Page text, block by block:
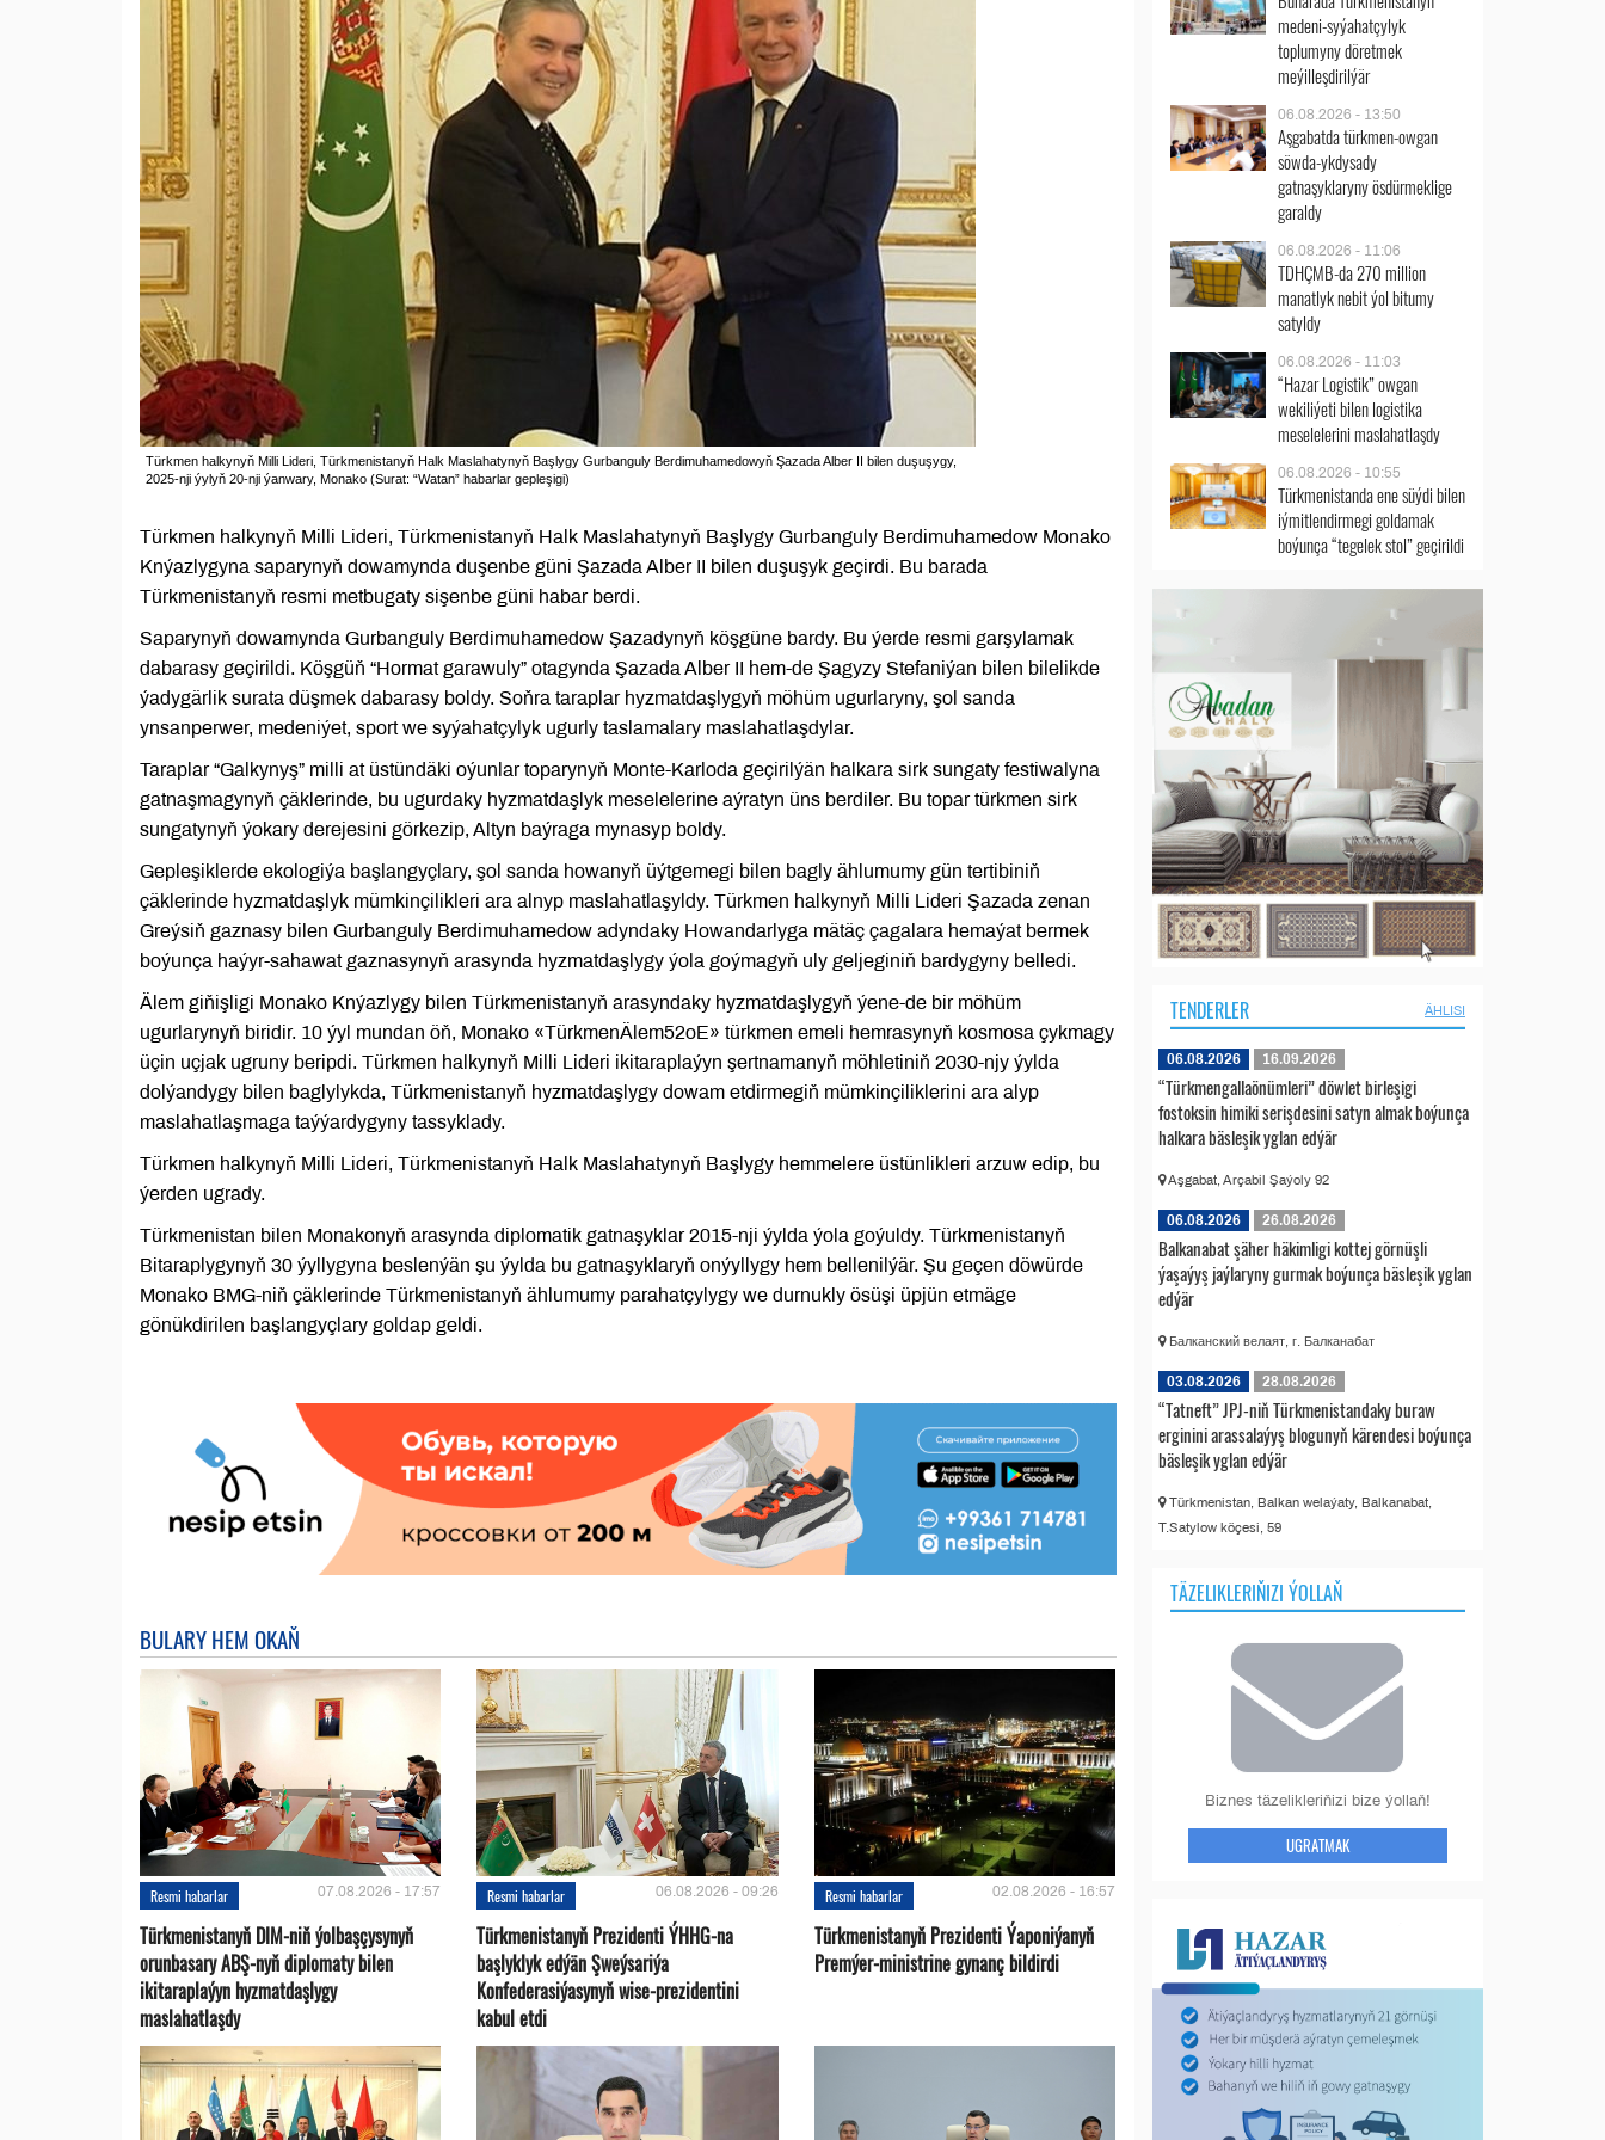
Türkmen halkynyň Milli Lideri, Türkmenistanyň Halk Maslahatynyň Başlygy Gurbanguly Berdimuhamedowyň Şazada Alber II bilen duşuşygy,
2025-nji ýylyň 20-nji ýanwary, Monako (Surat: “Watan” habarlar gepleşigi)
Türkmen halkynyň Milli Lideri, Türkmenistanyň Halk Maslahatynyň Başlygy Gurbanguly Berdimuhamedow Monako
Knýazlygyna saparynyň dowamynda duşenbe güni Şazada Alber II bilen duşuşyk geçirdi. Bu barada
Türkmenistanyň resmi metbugaty sişenbe güni habar berdi.
Saparynyň dowamynda Gurbanguly Berdimuhamedow Şazadynyň köşgüne bardy. Bu ýerde resmi garşylamak
dabarasy geçirildi. Köşgüň “Hormat garawuly” otagynda Şazada Alber II hem-de Şagyzy Stefaniýan bilen bilelikde
ýadygärlik surata düşmek dabarasy boldy. Soňra taraplar hyzmatdaşlygyň möhüm ugurlaryny, şol sanda
ynsanperwer, medeniýet, sport we syýahatçylyk ugurly taslamalary maslahatlaşdylar.
Taraplar “Galkynyş” milli at üstündäki oýunlar toparynyň Monte-Karloda geçirilýän halkara sirk sungaty festiwalyna
gatnaşmagynyň çäklerinde, bu ugurdaky hyzmatdaşlyk meselelerine aýratyn üns berdiler. Bu topar türkmen sirk
sungatynyň ýokary derejesini görkezip, Altyn baýraga mynasyp boldy.
Gepleşiklerde ekologiýa başlangyçlary, şol sanda howanyň üýtgemegi bilen bagly ählumumy gün tertibiniň
çäklerinde hyzmatdaşlyk mümkinçilikleri ara alnyp maslahatlaşyldy. Türkmen halkynyň Milli Lideri Şazada zenan
Greýsiň gaznasy bilen Gurbanguly Berdimuhamedow adyndaky Howandarlyga mätäç çagalara hemaýat bermek
boýunça haýyr-sahawat gaznasynyň arasynda hyzmatdaşlygy ýola goýmagyň uly geljeginiň bardygyny belledi.
Älem giňişligi Monako Knýazlygy bilen Türkmenistanyň arasyndaky hyzmatdaşlygyň ýene-de bir möhüm
ugurlarynyň biridir. 10 ýyl mundan öň, Monako «TürkmenÄlem52oE» türkmen emeli hemrasynyň kosmosa çykmagy
üçin uçjak ugruny beripdi. Türkmen halkynyň Milli Lideri ikitaraplaýyn şertnamanyň möhletiniň 2030-njy ýylda
dolýandygy bilen baglylykda, Türkmenistanyň hyzmatdaşlygy dowam etdirmegiň mümkinçiliklerini ara alyp
maslahatlaşmaga taýýardygyny tassyklady.
Türkmen halkynyň Milli Lideri, Türkmenistanyň Halk Maslahatynyň Başlygy hemmelere üstünlikleri arzuw edip, bu
ýerden ugrady.
Türkmenistan bilen Monakonyň arasynda diplomatik gatnaşyklar 2015-nji ýylda ýola goýuldy. Türkmenistanyň
Bitaraplygynyň 30 ýyllygyna beslenýän şu ýylda bu gatnaşyklaryň onýyllygy hem bellenilýär. Şu geçen döwürde
Monako BMG-niň çäklerinde Türkmenistanyň ählumumy parahatçylygy we durnukly ösüşi üpjün etmäge
gönükdirilen başlangyçlary goldap geldi.
BULARY HEM OKAŇ
Resmi habarlar 07.08.2026 - 17:57
Türkmenistanyň DIM-niň ýolbaşçysynyň
orunbasary ABŞ-nyň diplomaty bilen
ikitaraplaýyn hyzmatdaşlygy
maslahatlaşdy
Resmi habarlar 06.08.2026 - 09:26
Türkmenistanyň Prezidenti ÝHHG-na
başlyklyk edýän Şweýsariýa
Konfederasiýasynyň wise-prezidentini
kabul etdi
Resmi habarlar 02.08.2026 - 16:57
Türkmenistanyň Prezidenti Ýaponiýanyň
Premýer-ministrine gynanç bildirdi
medeni-syýahatçylyk
toplumyny döretmek
meýilleşdirilýär
06.08.2026 - 13:50
Aşgabatda türkmen-owgan
söwda-ykdysady
gatnaşyklaryny ösdürmeklige
garaldy
06.08.2026 - 11:06
TDHÇMB-da 270 million
manatlyk nebit ýol bitumy
satyldy
06.08.2026 - 11:03
“Hazar Logistik” owgan
wekiliýeti bilen logistika
meselelerini maslahatlaşdy
06.08.2026 - 10:55
Türkmenistanda ene süýdi bilen
iýmitlendirmegi goldamak
boýunça “tegelek stol” geçirildi
TENDERLER ÄHLISI
06.08.2026 16.09.2026
“Türkmengallaönümleri” döwlet birleşigi
fostoksin himiki serişdesini satyn almak boýunça
halkara bäsleşik yglan edýär
Aşgabat, Arçabil Şaýoly 92
06.08.2026 26.08.2026
Balkanabat şäher häkimligi kottej görnüşli
ýaşaýyş jaýlaryny gurmak boýunça bäsleşik yglan
edýär
Балканский велаят, г. Балканабат
03.08.2026 28.08.2026
“Tatneft” JPJ-niň Türkmenistandaky buraw
erginini arassalaýyş blogunyň kärendesi boýunça
bäsleşik yglan edýär
Türkmenistan, Balkan welaýaty, Balkanabat,
T.Satylow köçesi, 59
TÄZELIKLERIŇIZI ÝOLLAŇ
Biznes täzelikleriňizi bize ýollaň!
UGRATMAK